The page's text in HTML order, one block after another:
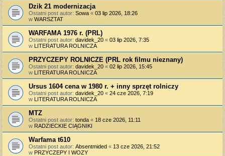
Dzik 21 modernizacja
Ostatni post autor: Sowa « 03 lip 2026, 18:26
w WARSZTAT
WARFAMA 1976 r. (PRL)
Ostatni post autor: davidek_20 « 03 lip 2026, 7:35
w LITERATURA ROLNICZA
PRZYCZEPY ROLNICZE (PRL rok filmu nieznany)
Ostatni post autor: davidek_20 « 02 lip 2026, 15:45
w LITERATURA ROLNICZA
Ursus 1604 cena w 1980 r. + inny sprzęt rolniczy
Ostatni post autor: davidek_20 « 24 cze 2026, 7:19
w LITERATURA ROLNICZA
MTZ
Ostatni post autor: tonda « 18 cze 2026, 11:11
w RADZIECKIE CIĄGNIKI
Warfama t610
Ostatni post autor: Absentmided « 13 cze 2026, 21:52
w PRZYCZEPY I WOZY